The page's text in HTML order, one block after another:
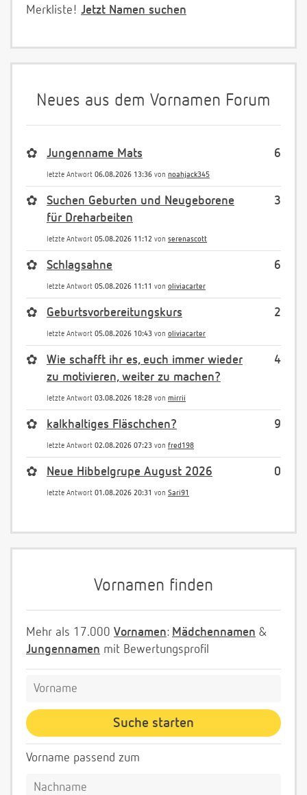
Merkliste! Jetzt Namen suchen
Neues aus dem Vornamen Forum
6
✿ Jungenname Mats
letzte Antwort 06.08.2026 13:36 von noahjack345
3
✿
Suchen Geburten und Neugeborene
für Dreharbeiten
letzte Antwort 05.08.2026 11:12 von serenascott
6
✿ Schlagsahne
letzte Antwort 05.08.2026 11:11 von oliviacarter
2
✿ Geburtsvorbereitungskurs
letzte Antwort 05.08.2026 10:43 von oliviacarter
4
✿
Wie schafft ihr es, euch immer wieder
zu motivieren, weiter zu machen?
letzte Antwort 03.08.2026 18:28 von mirrii
9
✿ kalkhaltiges Fläschchen?
letzte Antwort 02.08.2026 07:23 von fred198
0
✿ Neue Hibbelgrupe August 2026
letzte Antwort 01.08.2026 20:31 von Sari91
Vornamen finden
Mehr als 17.000 Vornamen: Mädchennamen &
Jungennamen mit Bewertungsprofil
Vorname passend zum